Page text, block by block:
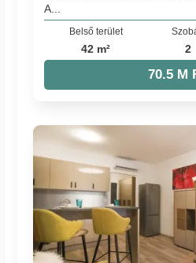
A...
Belső terület
42 m² 2
70.5 M